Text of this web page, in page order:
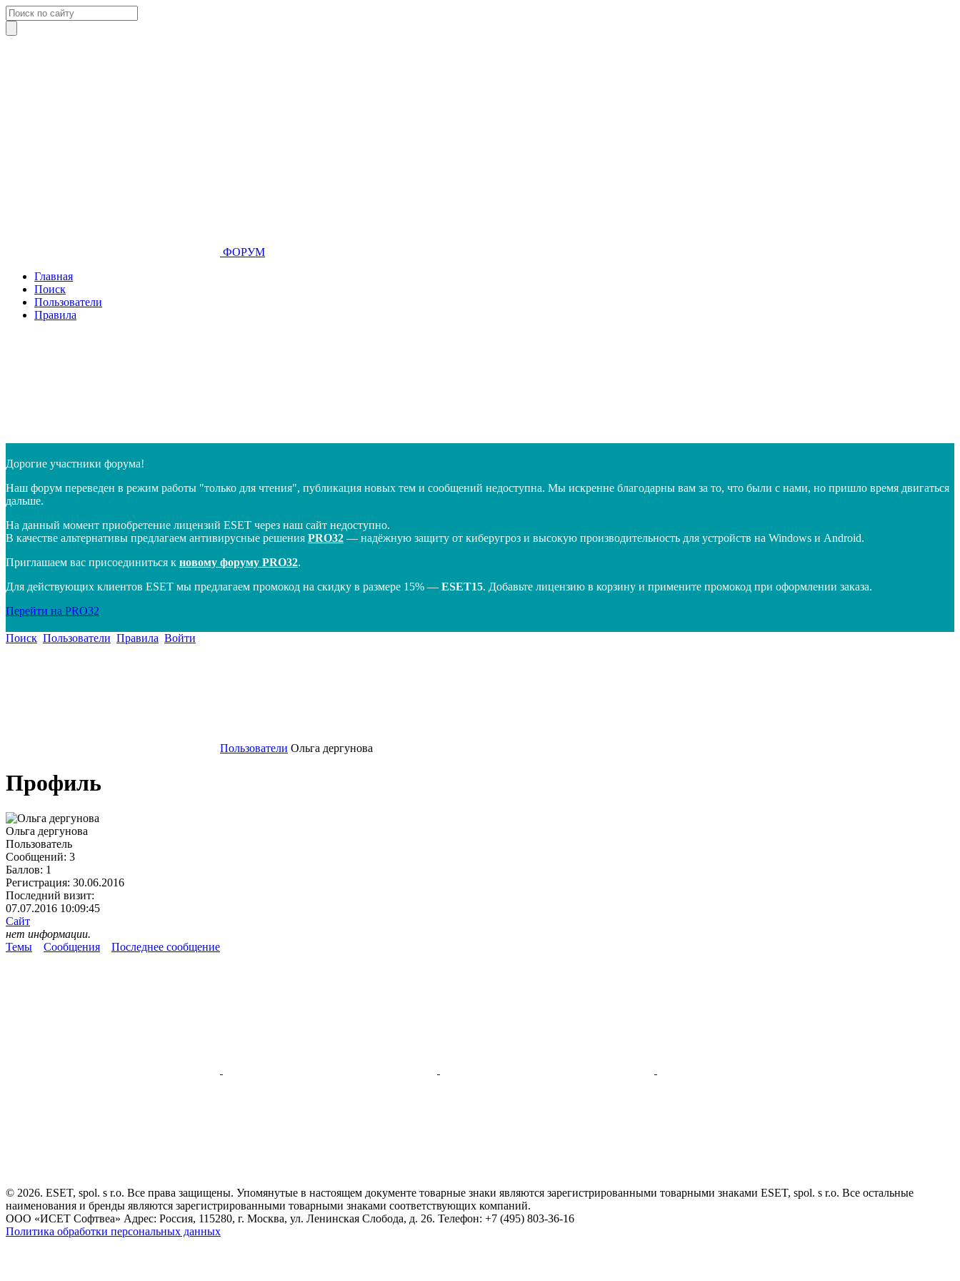
ФОРУМ
Главная
Поиск
Пользователи
Правила
Дорогие участники форума!
Наш форум переведен в режим работы "только для чтения", публикация новых тем и сообщений недоступна. Мы искренне благодарны вам за то, что были с нами, но пришло время двигаться
дальше.
На данный момент приобретение лицензий ESET через наш сайт недоступно.
В качестве альтернативы предлагаем антивирусные решения PRO32 — надёжную защиту от киберугроз и высокую производительность для устройств на Windows и Android.
Приглашаем вас присоединиться к новому форуму PRO32.
Для действующих клиентов ESET мы предлагаем промокод на скидку в размере 15% — ESET15. Добавьте лицензию в корзину и примените промокод при оформлении заказа.
Перейти на PRO32
Поиск Пользователи Правила Войти
Пользователи Ольга дергунова
Профиль
Ольга дергунова
Пользователь
Сообщений: 3
Баллов: 1
Регистрация: 30.06.2016
Последний визит:
07.07.2016 10:09:45
Сайт
нет информации.
Темы
Сообщения Последнее сообщение
© 2026. ESET, spol. s r.o. Все права защищены. Упомянутые в настоящем документе товарные знаки являются зарегистрированными товарными знаками ESET, spol. s r.o. Все остальные
наименования и бренды являются зарегистрированными товарными знаками соответствующих компаний.
ООО «ИСЕТ Софтвеа» Адрес: Россия, 115280, г. Москва, ул. Ленинская Слобода, д. 26. Телефон: +7 (495) 803-36-16
Политика обработки персональных данных